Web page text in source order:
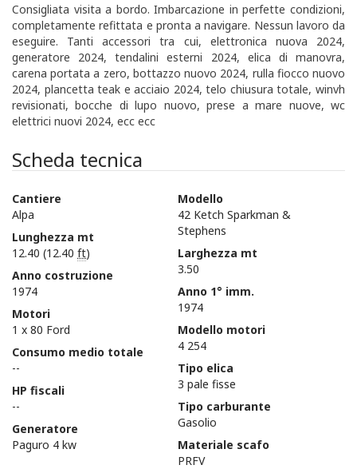
Consigliata visita a bordo. Imbarcazione in perfette condizioni,
completamente refittata e pronta a navigare. Nessun lavoro da
eseguire. Tanti accessori tra cui, elettronica nuova 2024,
generatore 2024, tendalini esterni 2024, elica di manovra,
carena portata a zero, bottazzo nuovo 2024, rulla fiocco nuovo
2024, plancetta teak e acciaio 2024, telo chiusura totale, winvh
revisionati, bocche di lupo nuovo, prese a mare nuove, wc
elettrici nuovi 2024, ecc ecc
Scheda tecnica
Cantiere
Alpa
Lunghezza mt
12.40 (12.40 ft)
Anno costruzione
1974
Motori
1 x 80 Ford
Consumo medio totale
--
HP fiscali
--
Generatore
Paguro 4 kw
Modello
42 Ketch Sparkman &
Stephens
Larghezza mt
3.50
Anno 1° imm.
1974
Modello motori
4 254
Tipo elica
3 pale fisse
Tipo carburante
Gasolio
Materiale scafo
PRFV